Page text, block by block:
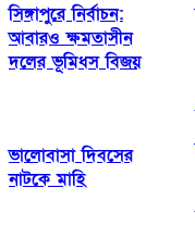
সিঙ্গাপুরে নির্বাচন:
আবারও ক্ষমতাসীন
দলের ভূমিধস বিজয়
ভালোবাসা দিবসের
নাটকে মাহি